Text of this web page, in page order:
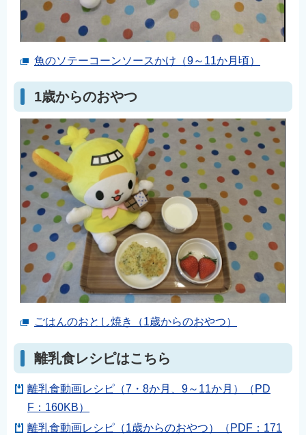
魚のソテーコーンソースかけ（9～11か月頃）
1歳からのおやつ
ごはんのおとし焼き（1歳からのおやつ）
離乳食レシピはこちら
離乳食動画レシピ（7・8か月、9～11か月）（PD
F：160KB）
離乳食動画レシピ（1歳からのおやつ）（PDF：171